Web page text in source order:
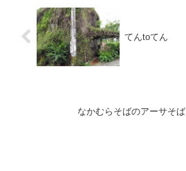
てんtoてん
なかむらそばのアーサそば